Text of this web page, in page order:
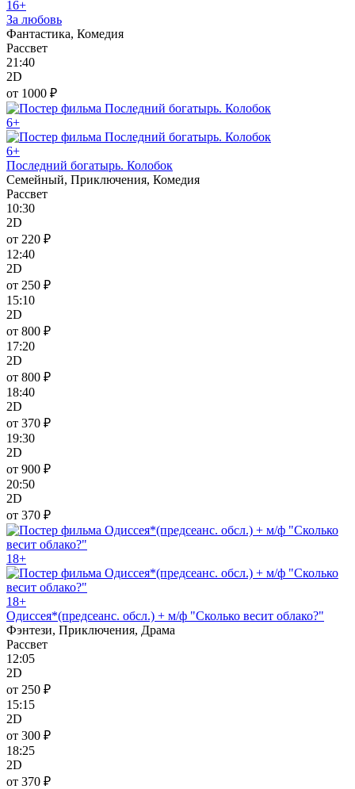
16+
За любовь
Фантастика, Комедия
Рассвет
21:40
2D
от 1000 ₽
6+
6+
Последний богатырь. Колобок
Семейный, Приключения, Комедия
Рассвет
10:30
2D
от 220 ₽
12:40
2D
от 250 ₽
15:10
2D
от 800 ₽
17:20
2D
от 800 ₽
18:40
2D
от 370 ₽
19:30
2D
от 900 ₽
20:50
2D
от 370 ₽
18+
18+
Одиссея*(предсеанс. обсл.) + м/ф "Сколько весит облако?"
Фэнтези, Приключения, Драма
Рассвет
12:05
2D
от 250 ₽
15:15
2D
от 300 ₽
18:25
2D
от 370 ₽